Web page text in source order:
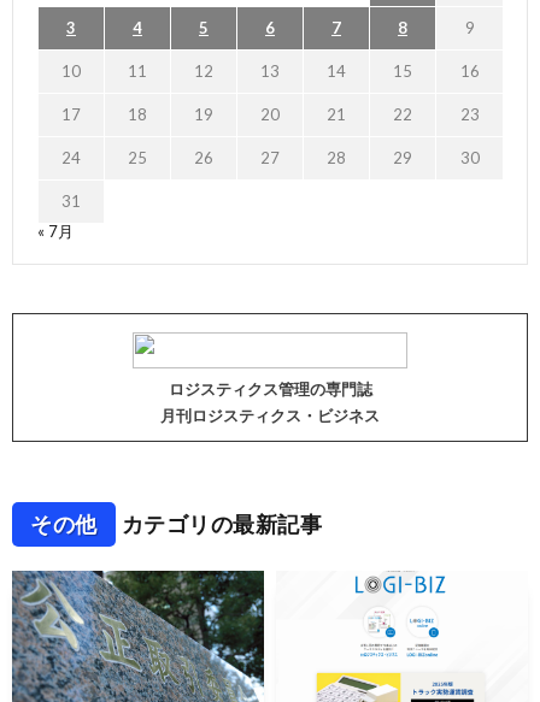
3 4 5 6 7 8 9
10 11 12 13 14 15 16
17 18 19 20 21 22 23
24 25 26 27 28 29 30
31
« 7月
ロジスティクス管理の専門誌
月刊ロジスティクス・ビジネス
その他 カテゴリの最新記事